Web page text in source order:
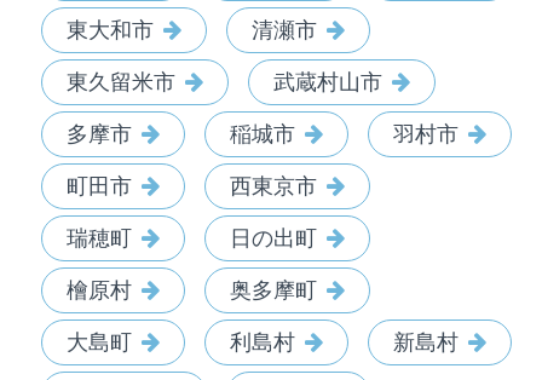
東大和市 清瀬市
東久留米市 武蔵村山市
多摩市 稲城市 羽村市
町田市 西東京市
瑞穂町 日の出町
檜原村 奥多摩町
大島町 利島村 新島村